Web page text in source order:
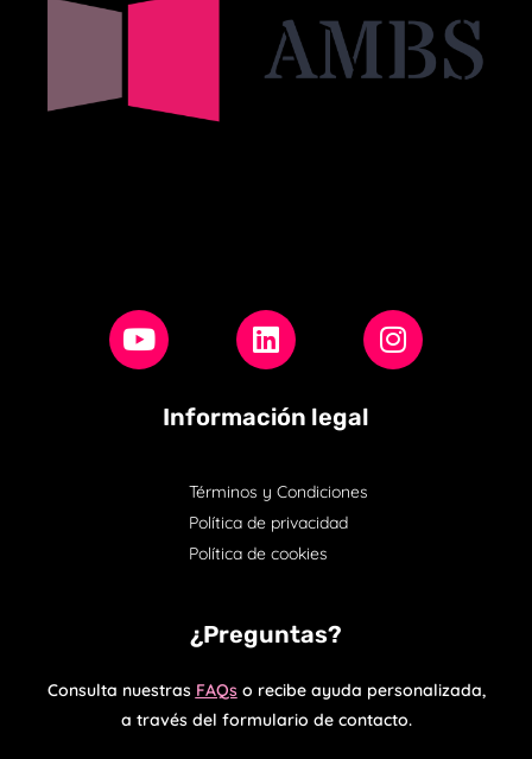
Información legal
Términos y Condiciones
Política de privacidad
Política de cookies
¿Preguntas?
Consulta nuestras FAQs o recibe ayuda personalizada,
a través del formulario de contacto.